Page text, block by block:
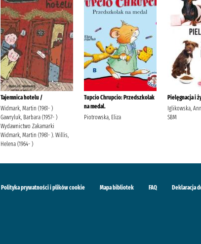
Tajemnica hotelu /
Widmark, Martin (1961- )
Gawryluk, Barbara (1957- )
Wydawnictwo Zakamarki
Widmark, Martin (1961- ). Willis,
Helena (1964- )
Tupcio Chrupcio: Przedszkolak
na medal.
Piotrowska, Eliza
Pielęgnacja i
Iglikowska,
SBM
Polityka prywatności i plików cookie Mapa bibliotek FAQ Deklaracja